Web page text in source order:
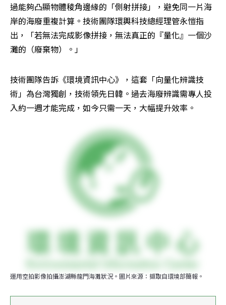
過能夠凸顯物體稜角邊緣的「側射拼接」，避免同一片海
岸的海廢重複計算。技術團隊環輿科技總經理管永愷指
出，「若無法完成影像拼接，無法真正的『量化』一個沙
灘的（廢棄物）。」
技術團隊告訴《環境資訊中心》，這套「向量化辨識技
術」為台灣獨創，技術領先日韓。過去海廢辨識需專人投
入約一週才能完成，如今只需一天，大幅提升效率。
運用空拍影像拍攝澎湖縣龍門海灘狀況。圖片來源：擷取自環境部簡報。